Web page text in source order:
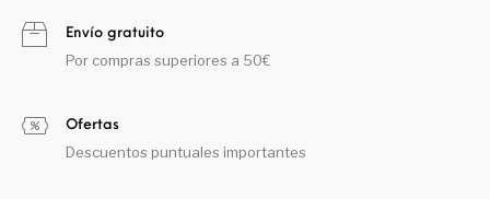
Envío gratuito
Por compras superiores a 50€
Ofertas
Descuentos puntuales importantes